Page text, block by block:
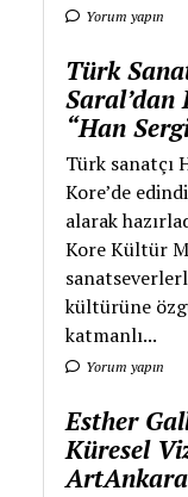
Yorum yapın
Türk
“Han
Türk sanatçı
Kore’de
alarak
Kore Kültür
kültürüne
katmanlı...
Yorum yapın
Esther
Küresel